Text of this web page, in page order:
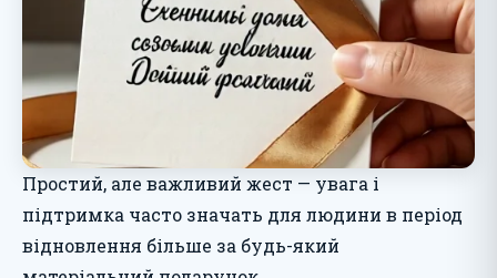
Простий, але важливий жест — увага і
підтримка часто значать для людини в період
відновлення більше за будь-який